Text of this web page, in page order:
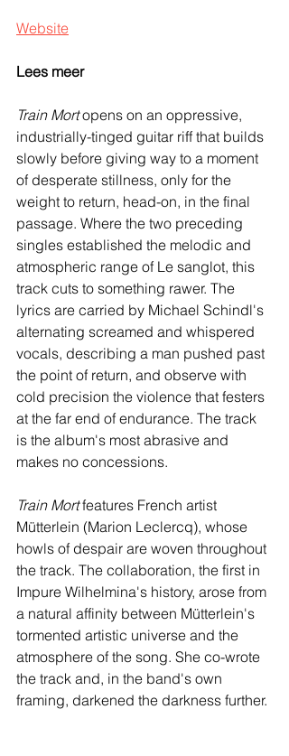
Website
Lees meer
Train Mort opens on an oppressive,
industrially-tinged guitar riff that builds
slowly before giving way to a moment
of desperate stillness, only for the
weight to return, head-on, in the final
passage. Where the two preceding
singles established the melodic and
atmospheric range of Le sanglot, this
track cuts to something rawer. The
lyrics are carried by Michael Schindl's
alternating screamed and whispered
vocals, describing a man pushed past
the point of return, and observe with
cold precision the violence that festers
at the far end of endurance. The track
is the album's most abrasive and
makes no concessions.
Train Mort features French artist
Mütterlein (Marion Leclercq), whose
howls of despair are woven throughout
the track. The collaboration, the first in
Impure Wilhelmina's history, arose from
a natural affinity between Mütterlein's
tormented artistic universe and the
atmosphere of the song. She co-wrote
the track and, in the band's own
framing, darkened the darkness further.